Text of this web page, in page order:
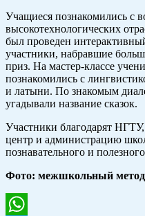
Учащиеся познакомились с
высокотехнологических
был проведен
участники, набравшие
приз. На мастер-классе
познакомились с
и латыни. По знакомым
угадывали название сказок.
Участники благодарят
центр и администрацию
познавательного и
Фото: межшкольный